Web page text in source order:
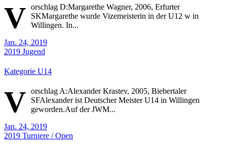
V orschlag D:Margarethe Wagner, 2006, Erfurter
SKMargarethe wurde Vizemeisterin in der U12 w in
Willingen. In...
Jan. 24, 2019
2019 Jugend
Kategorie U14
V orschlag A:Alexander Krastev, 2005, Biebertaler
SFAlexander ist Deutscher Meister U14 in Willingen
geworden.Auf der JWM...
Jan. 24, 2019
2019 Turniere / Open